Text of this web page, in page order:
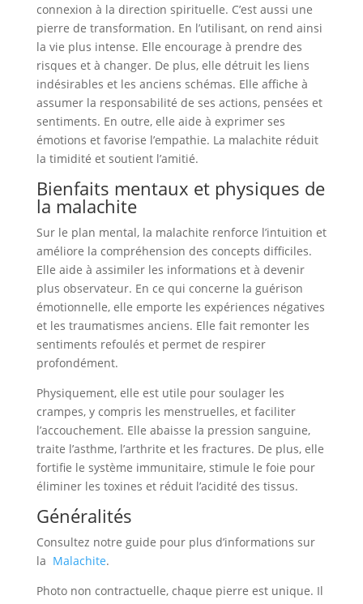
connexion à la direction spirituelle. C’est aussi une
pierre de transformation. En l’utilisant, on rend ainsi
la vie plus intense. Elle encourage à prendre des
risques et à changer. De plus, elle détruit les liens
indésirables et les anciens schémas. Elle affiche à
assumer la responsabilité de ses actions, pensées et
sentiments. En outre, elle aide à exprimer ses
émotions et favorise l’empathie. La malachite réduit
la timidité et soutient l’amitié.
Bienfaits mentaux et physiques de
la malachite
Sur le plan mental, la malachite renforce l’intuition et
améliore la compréhension des concepts difficiles.
Elle aide à assimiler les informations et à devenir
plus observateur. En ce qui concerne la guérison
émotionnelle, elle emporte les expériences négatives
et les traumatismes anciens. Elle fait remonter les
sentiments refoulés et permet de respirer
profondément.
Physiquement, elle est utile pour soulager les
crampes, y compris les menstruelles, et faciliter
l’accouchement. Elle abaisse la pression sanguine,
traite l’asthme, l’arthrite et les fractures. De plus, elle
fortifie le système immunitaire, stimule le foie pour
éliminer les toxines et réduit l’acidité des tissus.
Généralités
Consultez notre guide pour plus d’informations sur
la Malachite.
Photo non contractuelle, chaque pierre est unique. Il